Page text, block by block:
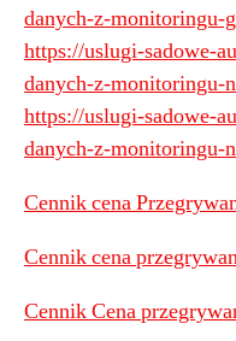
danych-z-monitoringu-
https://uslugi-sadowe-
danych-z-
https://uslugi-sadowe-
danych-z-monitoringu-
Cennik cena
Cennik cena
Cennik Cena